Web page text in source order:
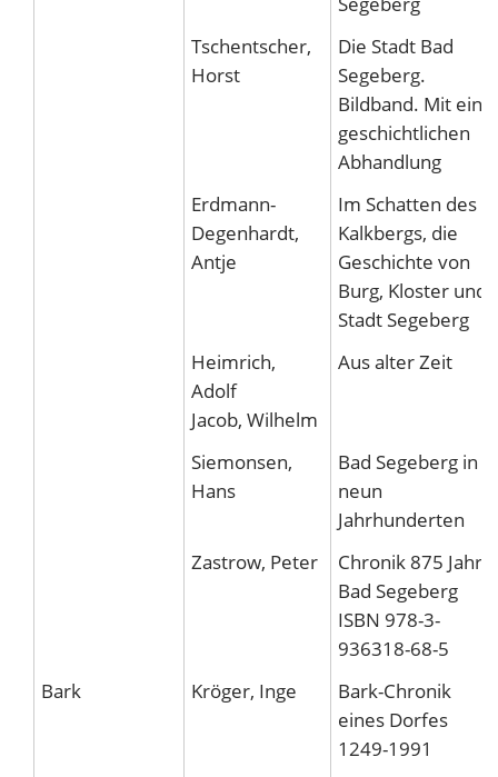
Tschentscher,
Horst
Die Stadt Bad
Segeberg.
Bildband. Mit
geschichtlichen
Abhandlung
Erdmann-
Degenhardt,
Antje
Im Schatten des
Kalkbergs, die
Geschichte von
Burg, Kloster und
Stadt Segeberg
Heimrich,
Adolf
Jacob, Wilhelm
Aus alter Zeit
Siemonsen,
Hans
Bad Segeberg in
neun
Jahrhunderten
Zastrow, Peter
Chronik 875 Jahre
Bad Segeberg
ISBN 978-3-
936318-68-5
Bark
Kröger, Inge
Bark-Chronik
eines Dorfes
1249-1991